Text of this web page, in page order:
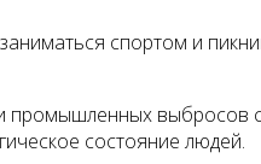
спортом и
промышленных выбросов
состояние людей.